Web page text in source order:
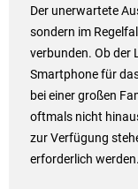
Der unerwartete
sondern im
verbunden. Ob der
Smartphone für
bei einer großen
oftmals nicht
zur Verfügung
erforderlich